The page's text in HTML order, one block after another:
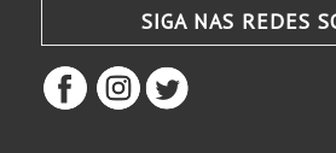
SIGA NAS REDES